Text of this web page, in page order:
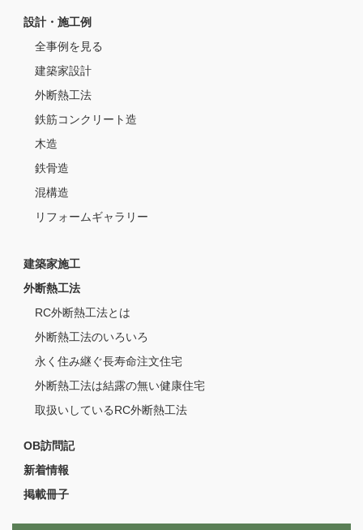
設計・施工例
全事例を見る
建築家設計
外断熱工法
鉄筋コンクリート造
木造
鉄骨造
混構造
リフォームギャラリー
建築家施工
外断熱工法
RC外断熱工法とは
外断熱工法のいろいろ
永く住み継ぐ長寿命注文住宅
外断熱工法は結露の無い健康住宅
取扱いしているRC外断熱工法
OB訪問記
新着情報
掲載冊子